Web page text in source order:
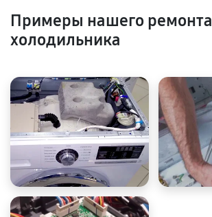
Примеры нашего ремонта
холодильника